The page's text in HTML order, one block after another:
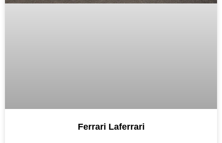
Ferrari Laferrari